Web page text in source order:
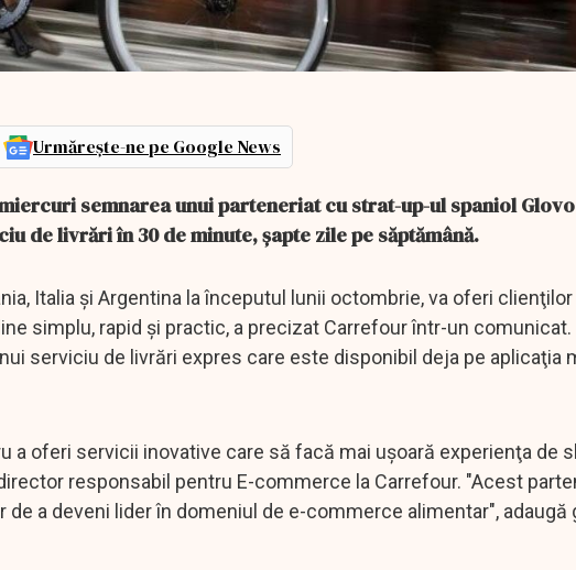
Urmărește-ne pe Google News
semnarea unui parteneriat cu strat-up-ul spaniol
de livrări în 30 de minute, şapte zile pe săptămână.
Italia şi Argentina la începutul lunii octombrie, va oferi clienţilor
simplu, rapid şi practic, a precizat Carrefour într-un comunicat.
serviciu de livrări expres care este disponibil deja pe aplicaţia
a oferi servicii inovative care să facă mai uşoară experienţa de
responsabil pentru E-commerce la Carrefour. "Acest
a deveni lider în domeniul de e-commerce alimentar", adaugă